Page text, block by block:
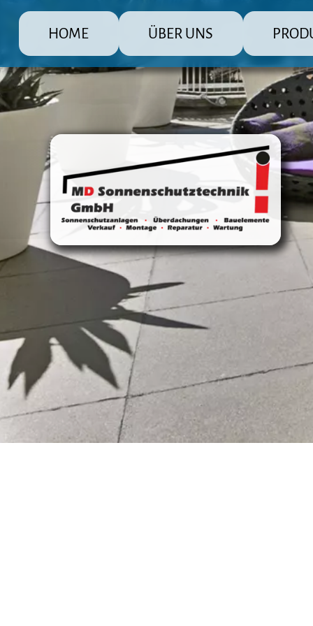
HOME ÜBER UNS
MD Sonnenschutz Rolladenbau
Die große
Raffstore
Markisen